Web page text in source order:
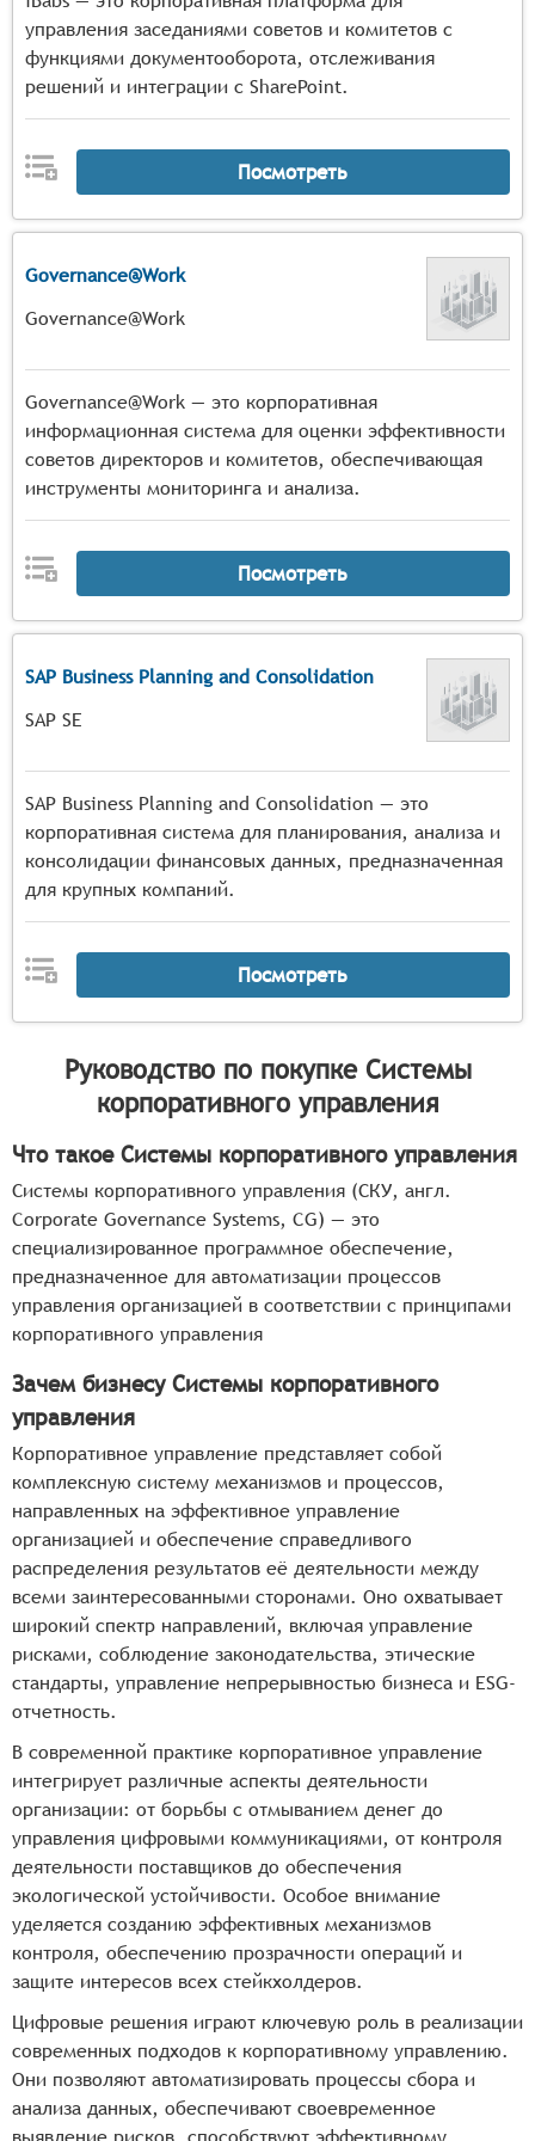
управления заседаниями советов и комитетов с
функциями документооборота, отслеживания
решений и интеграции с SharePoint.
Посмотреть
Governance@Work
Governance@Work
Governance@Work — это корпоративная
информационная система для оценки эффективности
советов директоров и комитетов, обеспечивающая
инструменты мониторинга и анализа.
Посмотреть
SAP Business Planning and Consolidation
SAP SE
SAP Business Planning and Consolidation — это
корпоративная система для планирования, анализа и
консолидации финансовых данных, предназначенная
для крупных компаний.
Посмотреть
Руководство по покупке Системы
корпоративного управления
Что такое Системы корпоративного управления
Системы корпоративного управления (СКУ, англ.
Corporate Governance Systems, CG) — это
специализированное программное обеспечение,
предназначенное для автоматизации процессов
управления организацией в соответствии с принципами
корпоративного управления
Зачем бизнесу Системы корпоративного
управления
Корпоративное управление представляет собой
комплексную систему механизмов и процессов,
направленных на эффективное управление
организацией и обеспечение справедливого
распределения результатов её деятельности между
всеми заинтересованными сторонами. Оно охватывает
широкий спектр направлений, включая управление
рисками, соблюдение законодательства, этические
стандарты, управление непрерывностью бизнеса и ESG-
отчетность.
В современной практике корпоративное управление
интегрирует различные аспекты деятельности
организации: от борьбы с отмыванием денег до
управления цифровыми коммуникациями, от контроля
деятельности поставщиков до обеспечения
экологической устойчивости. Особое внимание
уделяется созданию эффективных механизмов
контроля, обеспечению прозрачности операций и
защите интересов всех стейкхолдеров.
Цифровые решения играют ключевую роль в реализации
современных подходов к корпоративному управлению.
Они позволяют автоматизировать процессы сбора и
анализа данных, обеспечивают своевременное